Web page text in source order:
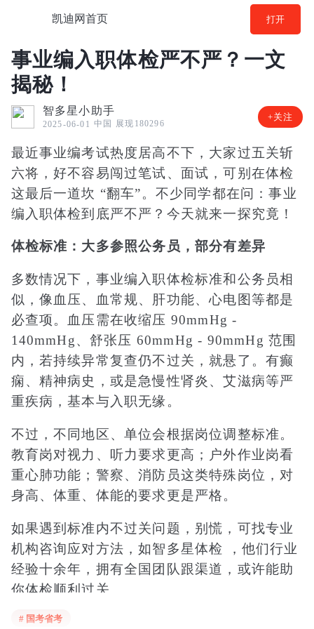
凯迪网首页 打开
事业编入职体检严不严？一文
揭秘！
智多星小助手
2025-06-01 中国 展现180296
+关注
最近事业编考试热度居高不下，大家过五关斩
六将，好不容易闯过笔试、面试，可别在体检
这最后一道坎 “翻车”。不少同学都在问：事业
编入职体检到底严不严？今天就来一探究竟！
体检标准：大多参照公务员，部分有差异​
多数情况下，事业编入职体检标准和公务员相
似，像血压、血常规、肝功能、心电图等都是
必查项。血压需在收缩压 90mmHg -
140mmHg、舒张压 60mmHg - 90mmHg 范围
内，若持续异常复查仍不过关，就悬了。有癫
痫、精神病史，或是急慢性肾炎、艾滋病等严
重疾病，基本与入职无缘。​
不过，不同地区、单位会根据岗位调整标准。
教育岗对视力、听力要求更高；户外作业岗看
重心肺功能；警察、消防员这类特殊岗位，对
身高、体重、体能的要求更是严格。
如果遇到标准内不过关问题，别慌，可找专业
机构咨询应对方法，如智多星体检 ，他们行业
经验十余年，拥有全国团队跟渠道，或许能助
你体检顺利过关。
# 国考省考